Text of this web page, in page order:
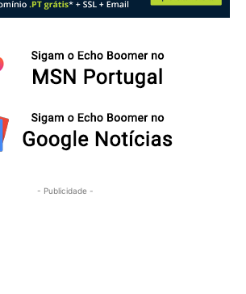
- Publicidade -